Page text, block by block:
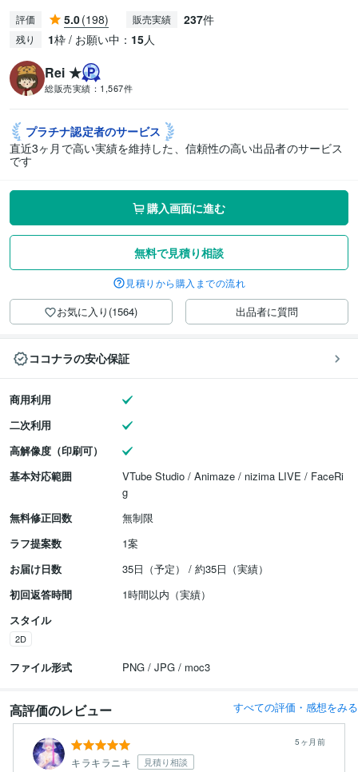
評価 5.0(198) 販売実績 237件
残り 1枠 / お願い中： 15人
Rei ★
総販売実績： 1,567件
プラチナ認定者のサービス
直近3ヶ月で高い実績を維持した、信頼性の高い出品者のサービス
です
購入画面に進む
無料で見積り相談
見積りから購入までの流れ
お気に入り(1564) 出品者に質問
ココナラの安心保証
商用利用
二次利用
高解像度（印刷可）
基本対応範囲
VTube Studio / Animaze / nizima LIVE / FaceRi
g
無料修正回数
無制限
ラフ提案数
1案
お届け日数
35日（予定） / 約35日（実績）
初回返答時間
1時間以内（実績）
スタイル
2D
ファイル形式 PNG / JPG / moc3
高評価のレビュー すべての評価・感想をみる
キラキラニキ 見積り相談
5ヶ月前